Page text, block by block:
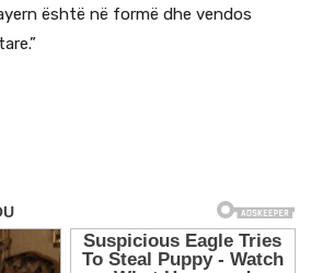
është në formë dhe vendos